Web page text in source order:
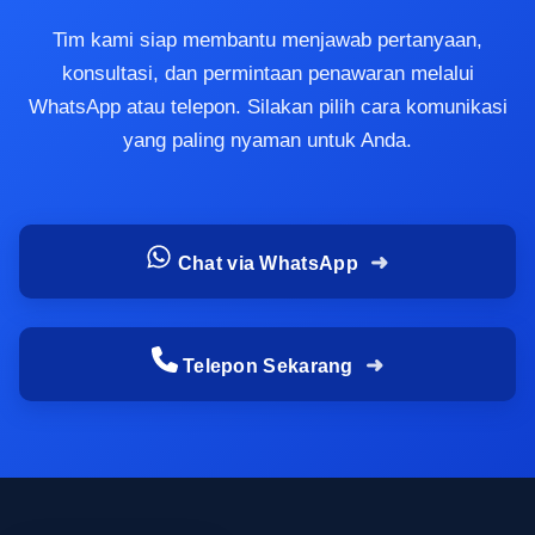
roadshow sekolah, event komunitas, pembukaan
toko, hingga
balon tepuk untuk konser
membutuhkan efek ramai dalam waktu singkat.
pembelian satuan terasa jauh lebih efisien
daripada memesan stok besar yang belum tentu
Masalah umum saat hanya butuh
Salah satu masalah paling sering adalah pilihan
Tim kami siap membantu menjawab pertanyaan,
konsultasi, dan permintaan penawaran melalui
WhatsApp atau telepon. Silakan pilih cara komunikasi
yang paling nyaman untuk Anda.
Chat via WhatsApp
Telepon Sekarang